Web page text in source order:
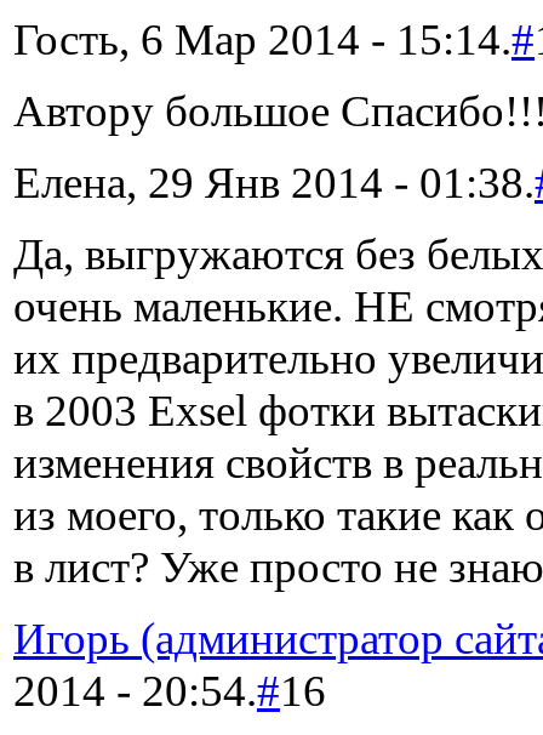
Гость, 6 Мар 2014 - 15:14.#
Автору большое
Елена, 29 Янв 2014 - 01:38.
Да, выгружаются без
очень маленькие. НЕ
их предварительно
в 2003 Exsel фотки
изменения свойств в
из моего, только такие как
в лист? Уже просто не
Игорь (администратор
2014 - 20:54.#16